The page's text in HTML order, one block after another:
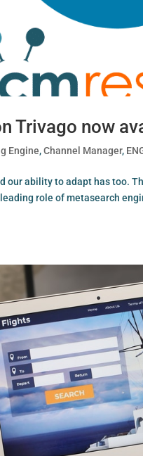
Trivago now
Engine,Channel Manager,
our ability to adapt has too.
role of metasearch